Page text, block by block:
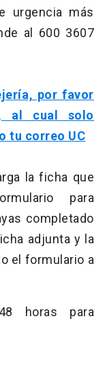
urgencia más
al 600 3607
por favor
al cual solo
tu correo UC
la ficha que
para
completado
adjunta y la
el formulario a
horas para